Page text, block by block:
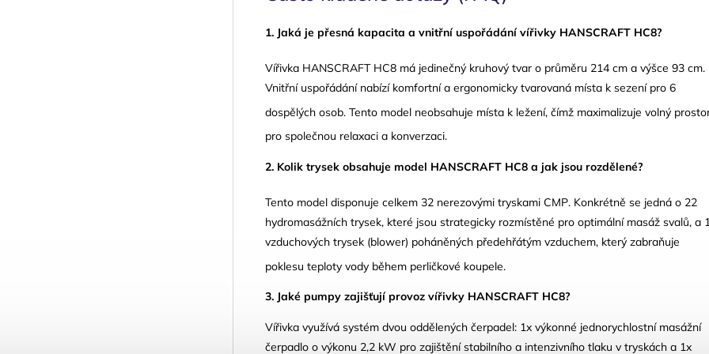
1. Jaká je přesná kapacita a vnitřní uspořádání vířivky HANSCRAFT HC8?
Vířivka HANSCRAFT HC8 má jedinečný kruhový tvar o průměru 214 cm a výšce 93 cm.
Vnitřní uspořádání nabízí komfortní a ergonomicky tvarovaná místa k sezení pro 6
dospělých osob. Tento model neobsahuje místa k ležení, čímž maximalizuje volný
pro společnou relaxaci a konverzaci.
2. Kolik trysek obsahuje model HANSCRAFT HC8 a jak jsou rozdělené?
Tento model disponuje celkem 32 nerezovými tryskami CMP. Konkrétně se jedná o 22
hydromasážních trysek, které jsou strategicky rozmístěné pro optimální masáž svalů, a
vzduchových trysek (blower) poháněných předehřátým vzduchem, který zabraňuje
poklesu teploty vody během perličkové koupele.
3. Jaké pumpy zajišťují provoz vířivky HANSCRAFT HC8?
Vířivka využívá systém dvou oddělených čerpadel: 1x výkonné jednorychlostní masážní
čerpadlo o výkonu 2,2 kW pro zajištění stabilního a intenzivního tlaku v tryskách a 1x